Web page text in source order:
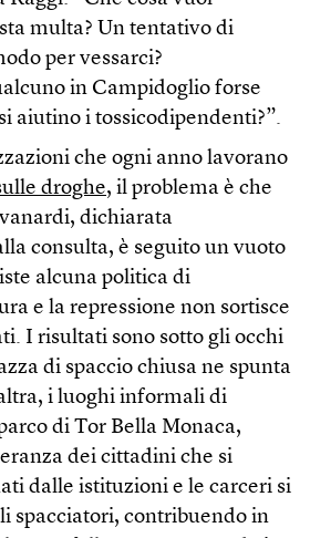
multa? Un tentativo di
per vessarci?
in Campidoglio forse
aiutino i tossicodipendenti?”.
che ogni anno lavorano
droghe, il problema è che
dichiarata
consulta, è seguito un vuoto
alcuna politica di
e la repressione non sortisce
I risultati sono sotto gli occhi
di spaccio chiusa ne spunta
i luoghi informali di
di Tor Bella Monaca,
dei cittadini che si
dalle istituzioni e le carceri si
spacciatori, contribuendo in